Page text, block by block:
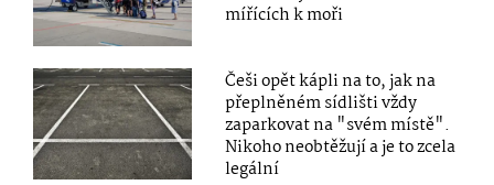
mířících k moři
Češi opět kápli na to, jak na
přeplněném sídlišti vždy
zaparkovat na "svém místě".
Nikoho neobtěžují a je to zcela
legální